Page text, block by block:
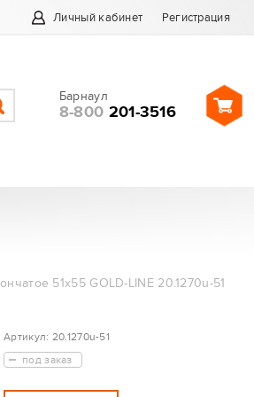
Личный кабинет Регистрация
Барнаул
8-800 201-3516
51х55 GOLD-LINE 20.1270u-51
Артикул: 20.1270u-51
под заказ